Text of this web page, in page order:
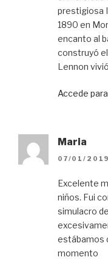
prestigiosa
1890 en
encanto al
construyó
Lennon
Accede
Maria
07/01/2019
Excelente
niños. Fui
simulacro
estábamos
momento